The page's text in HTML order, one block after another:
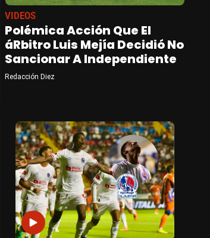
VIDEOS
Polémica Acción Que El
áRbitro Luis Mejía Decidió No
Sancionar A Independiente
Redacción Diez